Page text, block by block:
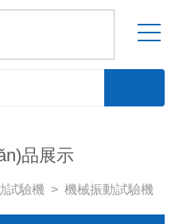
品展示
試驗機 >機械振動試驗機